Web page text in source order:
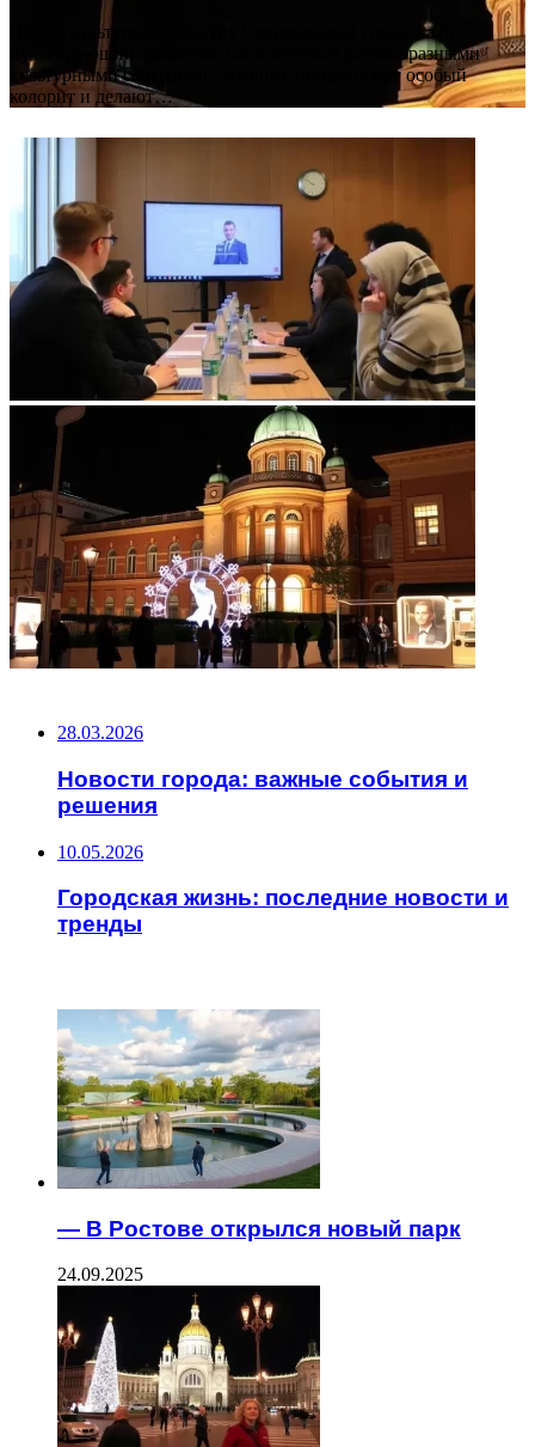
Новые культурные события Современный город – это
пульсирующий организм, наполненный разнообразными
культурными событиями, которые придают ему особый
колорит и делают…
28.03.2026
Новости города: важные события и
решения
10.05.2026
Городская жизнь: последние новости и
тренды
— В Ростове открылся новый парк
24.09.2025